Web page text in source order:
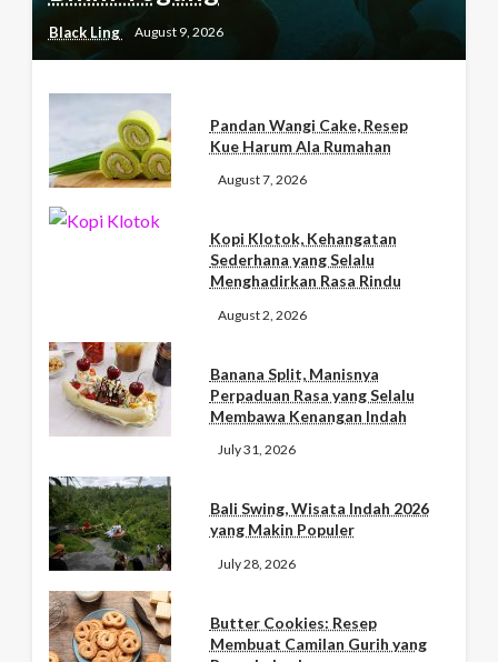
Black Ling August 9, 2026
Pandan Wangi Cake, Resep
Kue Harum Ala Rumahan
August 7, 2026
Kopi Klotok, Kehangatan
Sederhana yang Selalu
Menghadirkan Rasa Rindu
August 2, 2026
Banana Split, Manisnya
Perpaduan Rasa yang Selalu
Membawa Kenangan Indah
July 31, 2026
Bali Swing, Wisata Indah 2026
yang Makin Populer
July 28, 2026
Butter Cookies: Resep
Membuat Camilan Gurih yang